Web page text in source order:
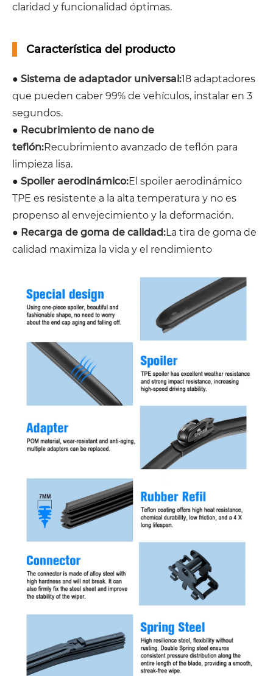
claridad y funcionalidad óptimas.
Característica del producto
● Sistema de adaptador universal:18 adaptadores
que pueden caber 99% de vehículos, instalar en 3
segundos.
● Recubrimiento de nano de
teflón:Recubrimiento avanzado de teflón para
limpieza lisa.
● Spoiler aerodinámico:El spoiler aerodinámico
TPE es resistente a la alta temperatura y no es
propenso al envejecimiento y la deformación.
● Recarga de goma de calidad:La tira de goma de
calidad maximiza la vida y el rendimiento